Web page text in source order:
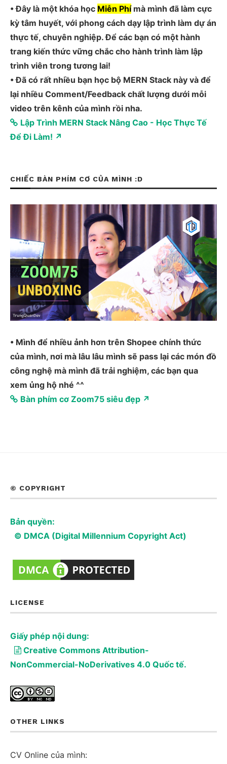
• Đây là một khóa học Miễn Phímà mình đã làm cực
kỳ tâm huyết, với phong cách dạy lập trình làm dự án
thực tế, chuyên nghiệp. Để các bạn có một hành
trang kiến thức vững chắc cho hành trình làm lập
trình viên trong tương lai!
• Đã có rất nhiều bạn học bộ MERN Stack này và để
lại nhiều Comment/Feedback chất lượng dưới mỗi
video trên kênh của mình rồi nha.
Lập Trình MERN Stack Nâng Cao - Học Thực Tế
Để Đi Làm! ↗
CHIẾC BÀN PHÍM CƠ CỦA MÌNH :D
• Mình để nhiều ảnh hơn trên Shopee chính thức
của mình, nơi mà lâu lâu mình sẽ pass lại các món đồ
công nghệ mà mình đã trải nghiệm, các bạn qua
xem ủng hộ nhé ^^
Bàn phím cơ Zoom75 siêu đẹp ↗
© COPYRIGHT
Bản quyền:
© DMCA (Digital Millennium Copyright Act)
LICENSE
Giấy phép nội dung:
Creative Commons Attribution-
NonCommercial-NoDerivatives 4.0 Quốc tế.
OTHER LINKS
CV Online của mình: